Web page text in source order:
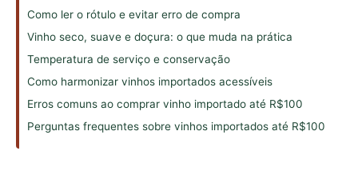
Como ler o rótulo e evitar erro de compra
Vinho seco, suave e doçura: o que muda na prática
Temperatura de serviço e conservação
Como harmonizar vinhos importados acessíveis
Erros comuns ao comprar vinho importado até R$100
Perguntas frequentes sobre vinhos importados até R$100